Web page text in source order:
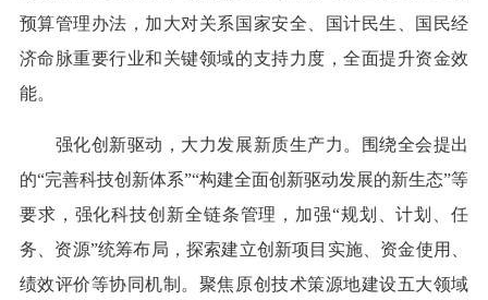
预算管理办法，加大对关系国家安全、国计民生、国民经
济命脉重要行业和关键领域的支持力度，全面提升资金效
能。
强化创新驱动，大力发展新质生产力。围绕全会提出
的“完善科技创新体系”“构建全面创新驱动发展的新生态”等
要求，强化科技创新全链条管理，加强“规划、计划、任
务、资源”统筹布局，探索建立创新项目实施、资金使用、
绩效评价等协同机制。聚焦原创技术策源地建设五大领域